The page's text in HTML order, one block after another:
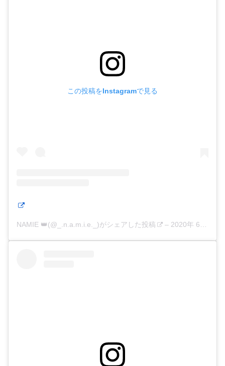
この投稿をInstagramで見る
NAMIE 👑(@_.n.a.m.i.e._)がシェアした投稿 – 2020年 6月月8日午前6時44分PDT